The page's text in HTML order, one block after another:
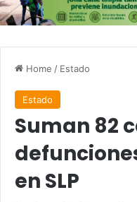
Home / Estado
Estado
Suman 82
en SLP